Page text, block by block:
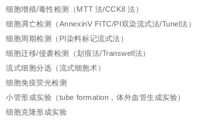
细胞增殖/毒性检测（MTT 法/CCK8 法）
细胞凋亡检测（AnnexinV FITC/PI双染流式法/Tunel法）
细胞周期检测（PI染料标记流式法）
细胞迁移/侵袭检测（划痕法/Transwell法）
流式细胞分选（流式细胞术）
细胞免疫荧光检测
小管形成实验（tube formation，体外血管生成实验）
细胞克隆形成实验